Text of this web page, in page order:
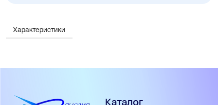
Характеристики
Каталог